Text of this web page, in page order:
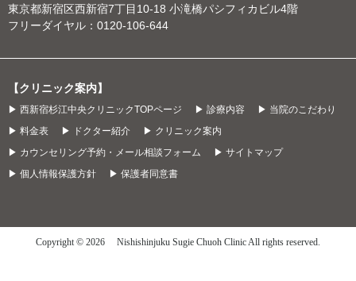
東京都新宿区西新宿7丁目10‐18 小滝橋パシフィカビル4階
フリーダイヤル： 0120-106-644
【クリニック案内】
▶ 西新宿杉江中央クリニックTOPページ ▶ 診療内容
▶ 当院のこだわり
▶ 料金表
▶ ドクター紹介
▶ クリニック案内
▶ カウンセリング予約・メール相談フォーム
▶ サイトマップ
▶ 個人情報保護方針
▶ 保護者同意書
Copyright © 2026 Nishishinjuku Sugie Chuoh Clinic All rights reserved.